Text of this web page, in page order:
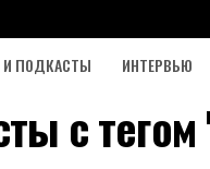
И ПОДКАСТЫ ИНТЕРВЬЮ
с